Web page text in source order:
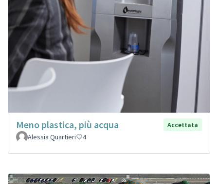
Meno plastica, più acqua
Accettata
Alessia Quartieri
4